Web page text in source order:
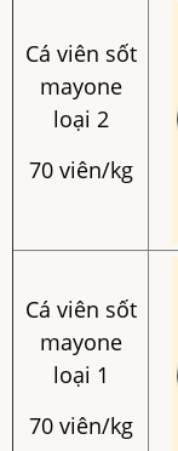
Cá viên sốt
mayone
loại 2
70 viên/kg
Cá viên sốt
mayone
loại 1
70 viên/kg